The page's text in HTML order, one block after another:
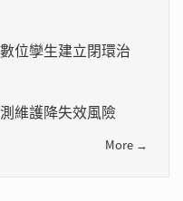
位孿生建立閉環治
維護降失效風險
More →